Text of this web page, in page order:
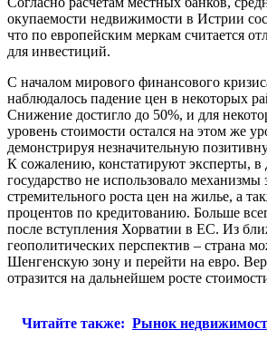
окупаемости недвижимости в Истрии
что по европейским меркам считается
для инвестиций.
С началом мирового финансового
наблюдалось падение цен в некоторых
Снижение достигло до 50%, и для
уровень стоимости остался на этом же
демонстрируя незначительную
К сожалению, констатируют эксперты,
государство не использовало
стремительного роста цен на жилье, а
процентов по кредитованию. Больше
после вступления Хорватии в ЕС. Из
геополитических перспектив – страна
Шенгенскую зону и перейти на евро.
отразится на дальнейшем росте
Читайте также: Рынок